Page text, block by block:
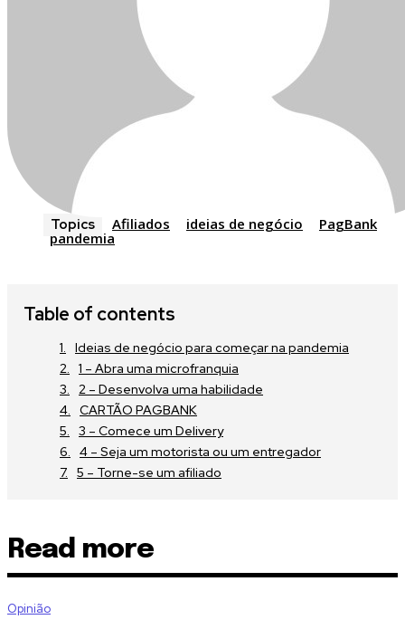
part of the conversation.
To subscribe, simply enter your email address on our website or
button below. Don't worry, we respect your privacy and won't
information is safe with us.
SUBSCRIBE
instagram=”#” twitch=”#” manual_count_twitch=”11243″
manual_count_tiktok=”32214″ f_network_font_family=”tt-
f_counters_font_family=”tt-primary-font_global”
Topics Afiliados ideias de negócio
PagBank
pandemia
Table of contents
Ideias de negócio para começar na pandemia
1 – Abra uma microfranquia
2 – Desenvolva uma habilidade
CARTÃO PAGBANK
3 – Comece um Delivery
4 – Seja um motorista ou um entregador
5 – Torne-se um afiliado
Read more
Opinião